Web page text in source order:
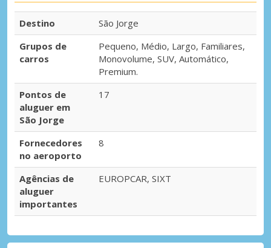
Destino
São Jorge
Grupos de
carros
Pequeno, Médio, Largo, Familiares,
Monovolume, SUV, Automático,
Premium.
Pontos de
aluguer em
São Jorge
17
Fornecedores
no aeroporto
8
Agências de
aluguer
importantes
EUROPCAR, SIXT